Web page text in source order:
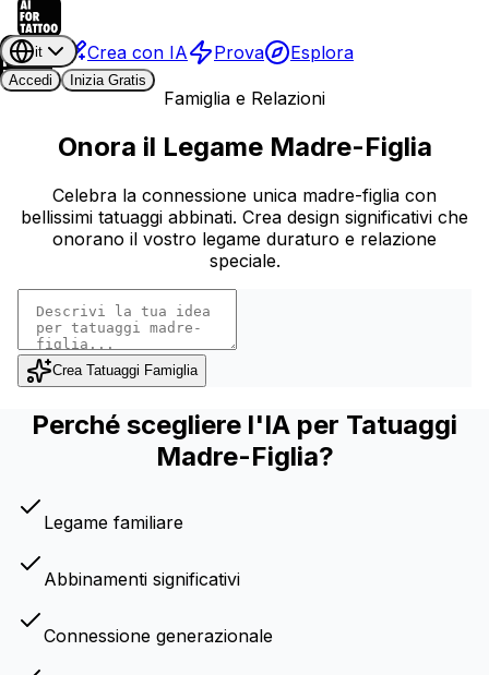
Crea con IA Prova Esplora
it
Accedi
Inizia Gratis
Famiglia e Relazioni
Onora il Legame Madre-Figlia
Celebra la connessione unica madre-figlia con
bellissimi tatuaggi abbinati. Crea design significativi che
onorano il vostro legame duraturo e relazione
speciale.
Crea Tatuaggi Famiglia
Perché scegliere l'IA per Tatuaggi
Madre-Figlia?
Legame familiare
Abbinamenti significativi
Connessione generazionale